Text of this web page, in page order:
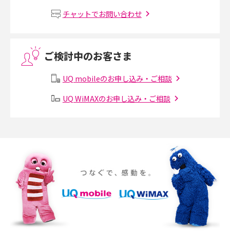
Threads（スレッズ）とは？主な機能や登録方法、投稿の仕方を解説
Instagram（インスタグラム）でスクショするとバレる？バレるケースや撮
iPhone 16eとiPhone SE（第3世代）の違いは？サイズやスペックを比較し
て解説
iPhone 16eとiPhone 14を徹底比較！スペック・機能の違いをわかりやすく
紹介
チャットでお問い合わせ
ご検討中のお客さま
UQ mobileのお申し込み・ご相談
UQ WiMAXのお申し込み・ご相談